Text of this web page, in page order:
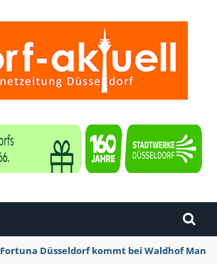
Fortuna Düsseldorf kommt bei Waldhof